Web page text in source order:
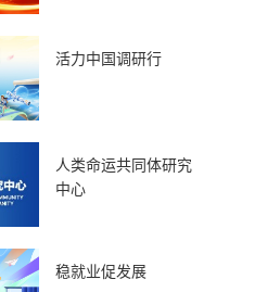
活力中国调研行
人类命运共同体研究
中心
稳就业促发展